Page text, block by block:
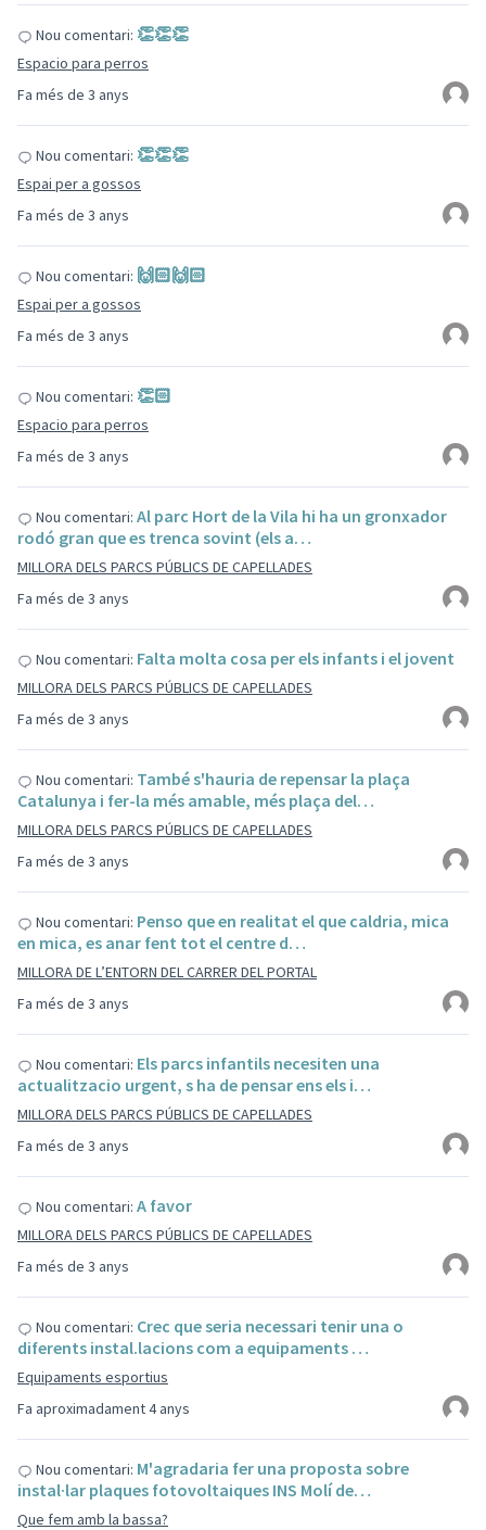
Fa més de 3 anys
Nou comentari: 👏👏👏
Espacio para perros
Fa més de 3 anys
Nou comentari: 👏👏👏
Espai per a gossos
Fa més de 3 anys
Nou comentari: 🙌🏻🙌🏻
Espai per a gossos
Fa més de 3 anys
Nou comentari: 👏🏻
Espacio para perros
Fa més de 3 anys
Nou comentari: Al parc Hort de la Vila hi ha un gronxador
rodó gran que es trenca sovint (els a…
MILLORA DELS PARCS PÚBLICS DE CAPELLADES
Fa més de 3 anys
Nou comentari: Falta molta cosa per els infants i el jovent
MILLORA DELS PARCS PÚBLICS DE CAPELLADES
Fa més de 3 anys
Nou comentari: També s'hauria de repensar la plaça
Catalunya i fer-la més amable, més plaça del…
MILLORA DELS PARCS PÚBLICS DE CAPELLADES
Fa més de 3 anys
Nou comentari: Penso que en realitat el que caldria, mica
en mica, es anar fent tot el centre d…
MILLORA DE L’ENTORN DEL CARRER DEL PORTAL
Fa més de 3 anys
Nou comentari: Els parcs infantils necesiten una
actualitzacio urgent, s ha de pensar ens els i…
MILLORA DELS PARCS PÚBLICS DE CAPELLADES
Fa més de 3 anys
Nou comentari: A favor
MILLORA DELS PARCS PÚBLICS DE CAPELLADES
Fa aproximadament 4 anys
Nou comentari: Crec que seria necessari tenir una o
diferents instal.lacions com a equipaments …
Equipaments esportius
Nou comentari: M'agradaria fer una proposta sobre
instal·lar plaques fotovoltaiques INS Molí de…
Que fem amb la bassa?